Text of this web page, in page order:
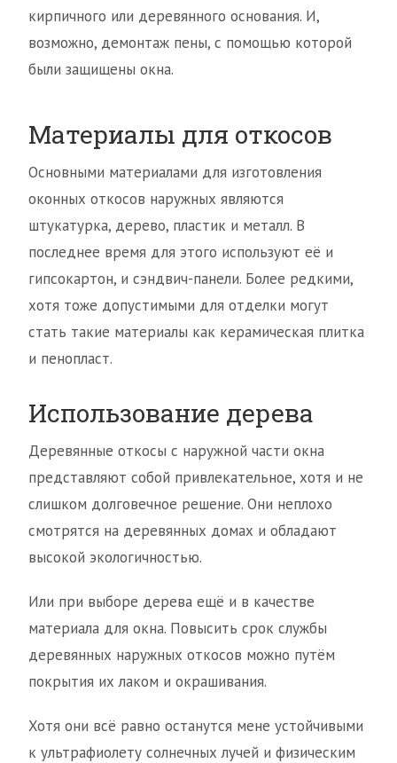
кирпичного или деревянного основания. И,
возможно, демонтаж пены, с помощью которой
были защищены окна.
Материалы для откосов
Основными материалами для изготовления
оконных откосов наружных являются
штукатурка, дерево, пластик и металл. В
последнее время для этого используют её и
гипсокартон, и сэндвич-панели. Более редкими,
хотя тоже допустимыми для отделки могут
стать такие материалы как керамическая плитка
и пенопласт.
Использование дерева
Деревянные откосы с наружной части окна
представляют собой привлекательное, хотя и не
слишком долговечное решение. Они неплохо
смотрятся на деревянных домах и обладают
высокой экологичностью.
Или при выборе дерева ещё и в качестве
материала для окна. Повысить срок службы
деревянных наружных откосов можно путём
покрытия их лаком и окрашивания.
Хотя они всё равно останутся мене устойчивыми
к ультрафиолету солнечных лучей и физическим